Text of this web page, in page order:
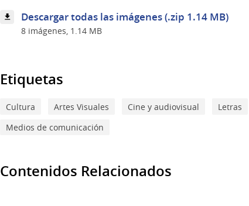
Descargar todas las imágenes (.zip 1.14 MB)
8 imágenes, 1.14 MB
Etiquetas
Cultura Artes Visuales Cine y audiovisual Letras
Medios de comunicación
Contenidos Relacionados